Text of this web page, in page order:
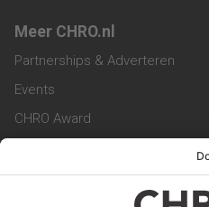
Meer CHRO.nl
Partnerships & Adverteren
Events
CHRO Award
CHRO Magazine